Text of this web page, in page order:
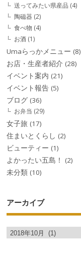
送ってみたい県産品 (4)
陶磁器 (2)
食べ物 (4)
お酒 (1)
Umaらっかメニュー (8)
お店・生産者紹介 (28)
イベント案内 (21)
イベント報告 (5)
ブログ (36)
お弁当 (29)
女子旅 (17)
住まいとくらし (2)
ビューティー (1)
よかったい五島！
(2)
未分類 (10)
アーカイブ